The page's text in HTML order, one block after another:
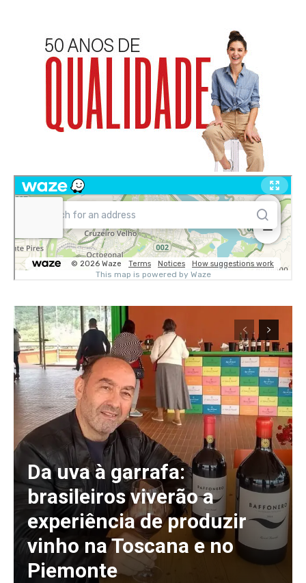
Da uva à garrafa:
brasileiros viverão a
experiência de produzir
vinho na Toscana e no
Piemonte